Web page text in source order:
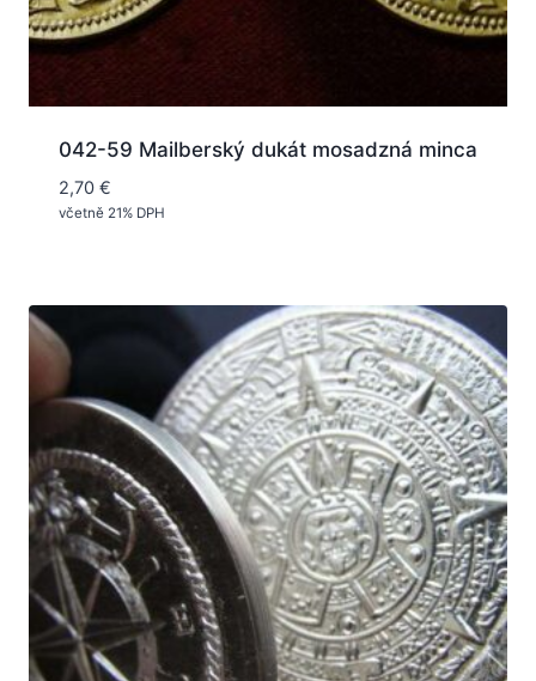
042-59 Mailberský dukát mosadzná minca
2,70 €
včetně 21% DPH